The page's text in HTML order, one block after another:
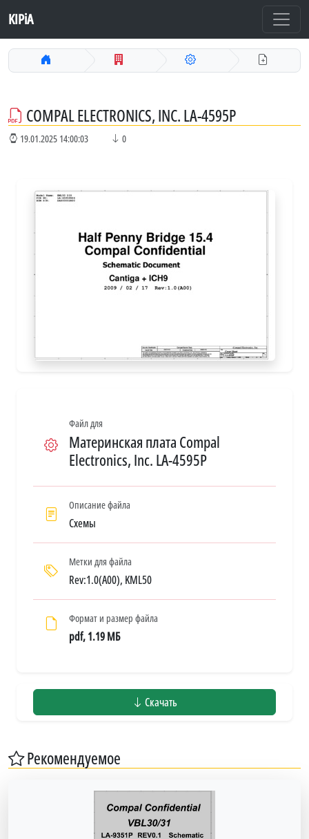
KIPiA
COMPAL ELECTRONICS, INC. LA-4595P
19.01.2025 14:00:03 0
Файл для
Материнская плата Compal
Electronics, Inc. LA-4595P
Описание файла
Схемы
Метки для файла
Rev:1.0(A00), KML50
Формат и размер файла
pdf, 1.19 МБ
Скачать
Рекомендуемое